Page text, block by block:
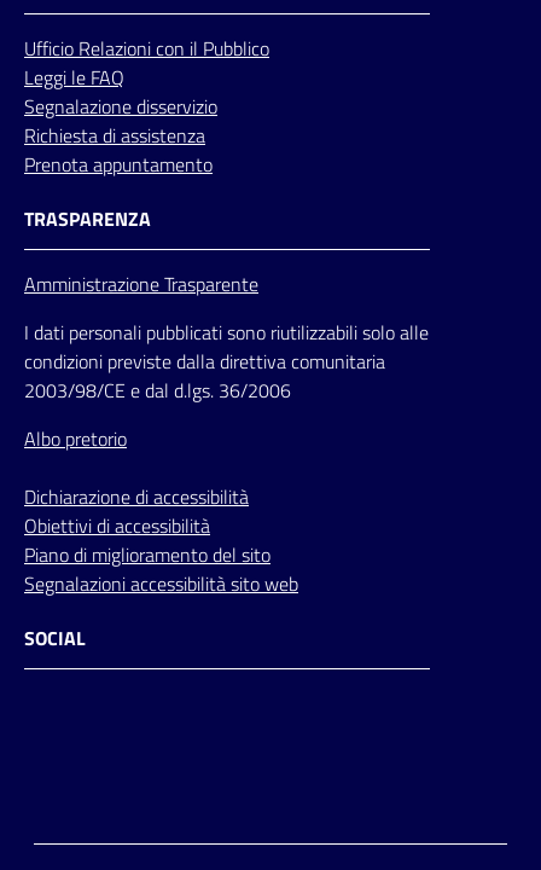
Ufficio Relazionicon il Pubblico
Leggi le FAQ
Segnalazione disservizio
Richiesta di assistenza
Prenota appuntamento
TRASPARENZA
Amministrazione Trasparente
I dati personali pubblicati sono riutilizzabili solo alle
condizioni previste dalla direttiva comunitaria
2003/98/CE e dal d.lgs. 36/2006
Albo pretorio
Dichiarazione di accessibilità
Obiettivi di accessibilità
Piano di miglioramento del sito
Segnalazioni accessibilità sito web
SOCIAL